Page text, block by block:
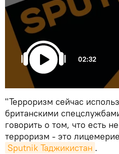
02:32
"Терроризм сейчас
британскими
говорить о том, что есть
терроризм - это
Sputnik Таджикистан .